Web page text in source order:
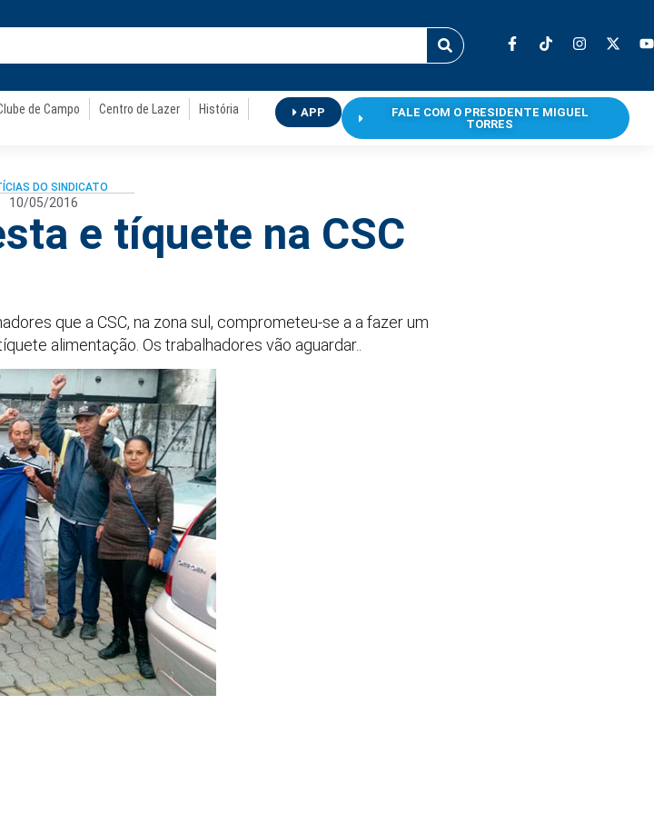
de Campo Centro de Lazer
História
APP
FALE COM O PRESIDENTE MIGUEL
TORRES
DO SINDICATO
10/05/2016
e tíquete na CSC
que a CSC, na zona sul, comprometeu-se a a fazer um
alimentação. Os trabalhadores vão aguardar..